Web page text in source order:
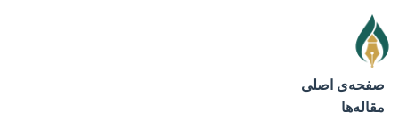
صفحه‌ی اصلی
مقاله‌ها